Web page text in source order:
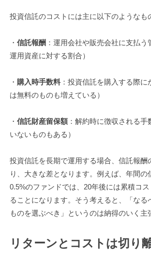
投資信託のコストには主に以下のようなも
・ 信託報酬 ：運用会社や販売会社に支払
運用資産に対する割合）
・ 購入時手数料 ：投資信託を購入する際
は無料のものも増えている）
・ 信託財産留保額：解約時に徴収される手
いないものもある）
投資信託を長期で運用する場合、信託報酬
り、大きな差となります。例えば、年間の
0.5%のファンドでは、20年後には累積コ
ることになります。そう考えると、「なる
ものを選ぶべき」というのは納得のいく主
リターンとコストは切り